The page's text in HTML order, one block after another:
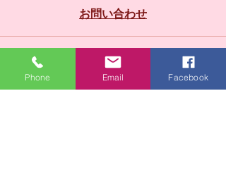
お問い合わせ
接続する
Phone Email Facebook